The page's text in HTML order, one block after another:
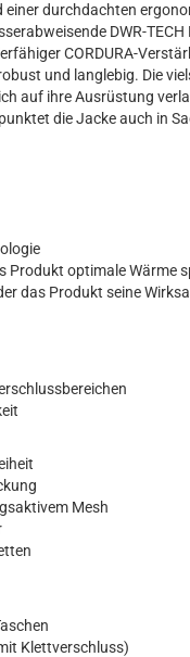
einer durchdachten
DWR-
CORDURA-
und langlebig. Die
auf ihre Ausrüstung
die Jacke auch in
Produkt optimale Wärme
das Produkt seine
Mesh
Klettverschluss)